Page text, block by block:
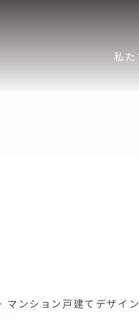
私
マンション戸建てデザイ